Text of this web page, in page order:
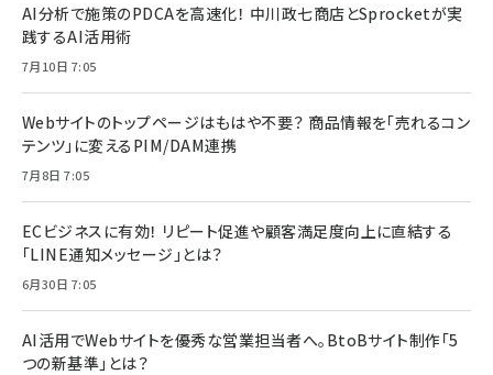
AI分析で施策のPDCAを高速化！ 中川政七商店とSprocketが実
践するAI活用術
7月10日 7:05
Webサイトのトップページはもはや不要？ 商品情報を「売れるコン
テンツ」に変えるPIM/DAM連携
7月8日 7:05
ECビジネスに有効！ リピート促進や顧客満足度向上に直結する
「LINE通知メッセージ」とは？
6月30日 7:05
AI活用でWebサイトを優秀な営業担当者へ。BtoBサイト制作「5
つの新基準」とは？